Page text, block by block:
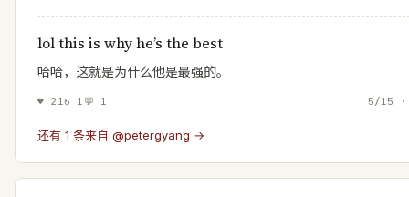
lol this is why he’s the best
哈哈，这就是为什么他是最强的。
♥ 21↻ 1 💬 1 5/15
还有 1 条来自 @petergyang →